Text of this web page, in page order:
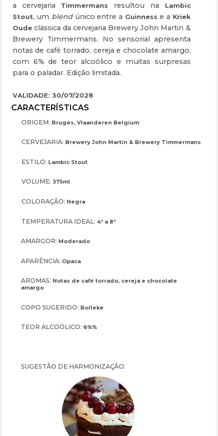
a cervejaria
Timmermans resultou na
Lambic
Stout, um blendúnico entre a Guinness e a Kriek
Oudeclássica da cervejaria Brewery John Martin &
Brewery Timmermans. No sensorial apresenta
notas de café torrado, cereja e chocolate amargo,
com 6% de teor alcoólico e muitas surpresas
para o paladar. Edição limitada.
VALIDADE: 30/07/2028
ORIGEM: Bruges, Vlaanderen Belgium
CERVEJARIA: Brewery John Martin & Brewery Timmermans
ESTILO: Lambic Stout
VOLUME: 375ml
COLORAÇÃO: Negra
TEMPERATURA IDEAL: 4º a 8º
AMARGOR: Moderado
APARÊNCIA: Opaca
AROMAS: Notas de café torrado, cereja e chocolate
amargo
COPO SUGERIDO: Bolleke
TEOR ALCOÓLICO: 6%%
SUGESTÃO DE HARMONIZAÇÃO: